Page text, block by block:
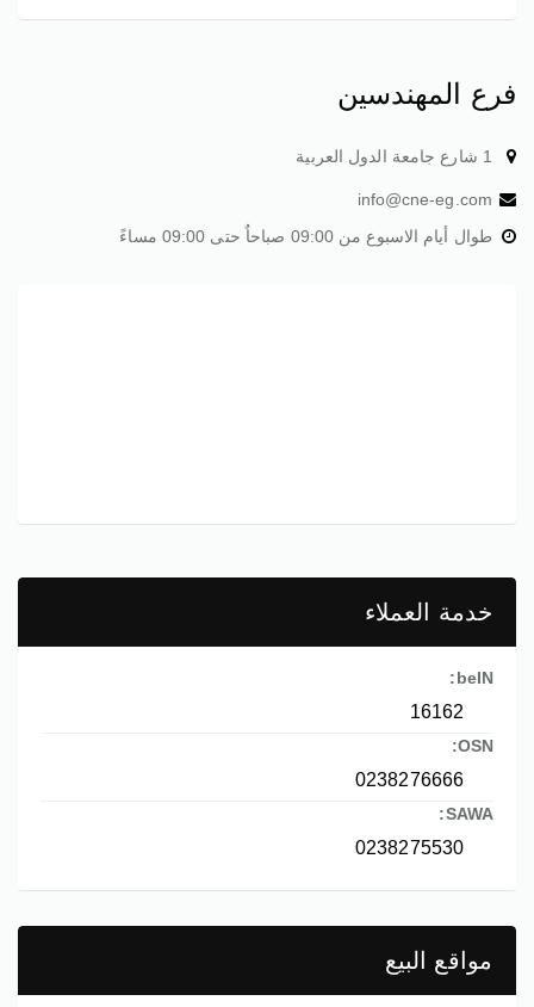
فرع المهندسين
1 شارع جامعة الدول العربية
info@cne-eg.com
طوال أيام الاسبوع من 09:00 صباحاٌ حتى 09:00 مساءً
خدمة العملاء
beIN:
16162
OSN:
0238276666
SAWA:
0238275530
مواقع البيع